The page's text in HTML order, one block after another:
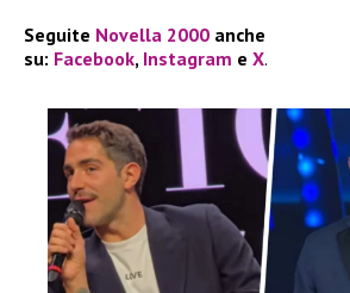
Seguite Novella 2000 anche
su: Facebook, Instagram e X.